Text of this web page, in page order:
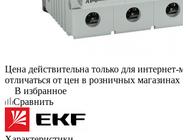
Цена действительна только для
отличаться от цен в розничных магазинах
В избранное
Сравнить